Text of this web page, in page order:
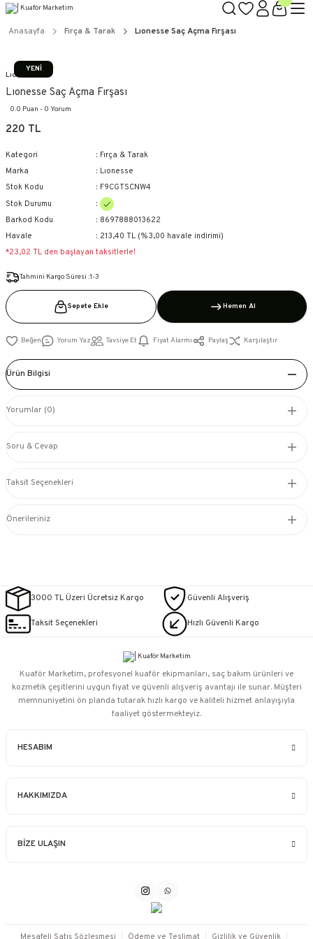
KAPIDA ÖDEME SEÇENEĞİ
Anasayfa Fırça & Tarak Lıonesse Saç Açma Fırşası
YENİ
Lıonesse
Lıonesse Saç Açma Fırşası
0.0 Puan - 0 Yorum
220 TL
Kategori
Fırça & Tarak
Marka
Lıonesse
Stok Kodu
F9CGTSCNW4
Stok Durumu
Barkod Kodu
8697888013622
Havale
213,40 TL (%3,00 havale indirimi)
*23,02 TL den başlayan taksitlerle!
Tahmini Kargo Süresi :1-3
Sepete Ekle Hemen Al
Yorum Yaz Tavsiye Et Fiyat Alarmı Paylaş Karşılaştır
Ürün Bilgisi
Yorumlar (0)
Soru & Cevap
Taksit Seçenekleri
Önerileriniz
3000 TL Üzeri Ücretsiz Kargo Güvenli Alışveriş
Taksit Seçenekleri Hızlı Güvenli Kargo
HESABIM
HAKKIMIZDA
BİZE ULAŞIN
Kuaför Marketim, profesyonel kuaför ekipmanları, saç bakım ürünleri ve
kozmetik çeşitlerini uygun fiyat ve güvenli alışveriş avantajı ile sunar. Müşteri
memnuniyetini ön planda tutarak hızlı kargo ve kaliteli hizmet anlayışıyla
faaliyet göstermekteyiz.
Mesafeli Satış Sözleşmesi Ödeme ve Teslimat Gizlilik ve Güvenlik